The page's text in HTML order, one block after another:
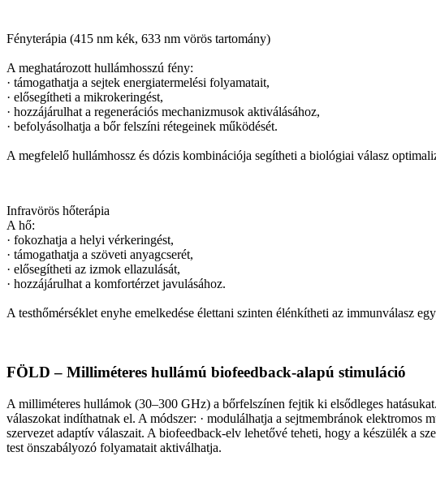
Fényterápia (415 nm kék, 633 nm vörös tartomány)
A meghatározott hullámhosszú fény:
· támogathatja a sejtek energiatermelési folyamatait,
· elősegítheti a mikrokeringést,
· hozzájárulhat a regenerációs mechanizmusok aktiválásához,
· befolyásolhatja a bőr felszíni rétegeinek működését.
A megfelelő hullámhossz és dózis kombinációja segítheti a biológiai válasz
Infravörös hőterápia
A hő:
· fokozhatja a helyi vérkeringést,
· támogathatja a szöveti anyagcserét,
· elősegítheti az izmok ellazulását,
· hozzájárulhat a komfortérzet javulásához.
A testhőmérséklet enyhe emelkedése élettani szinten élénkítheti az immunválasz
FÖLD – Milliméteres hullámú biofeedback-alapú stimuláció
A milliméteres hullámok (30–300 GHz) a bőrfelszínen fejtik ki elsődleges
válaszokat indíthatnak el. A módszer: · modulálhatja a sejtmembránok elektromos
szervezet adaptív válaszait. A biofeedback-elv lehetővé teheti, hogy a készülék a
test önszabályozó folyamatait aktiválhatja.